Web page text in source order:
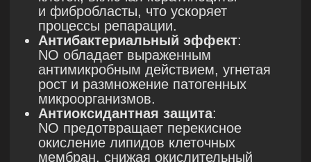
их проникновения исключает
повреждение эпидермиса. Цель
процедуры для коррекции акне и его
последствий — прямое воздействие
на ретикулярный слой дермы,
уменьшение редукции сальных желез
и стимуляция пролиферации
фибробластов для коррекции
атрофических рубцов постакне.
Какие эффекты создает
в тканях VIVACE?
ПРОГРЕВ (ДО 40°С)